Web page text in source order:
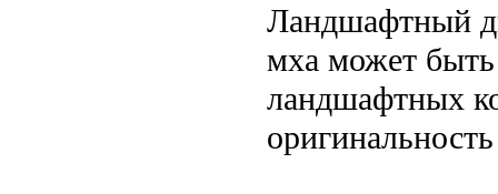
Ландшафтный
мха может
ландшафтных